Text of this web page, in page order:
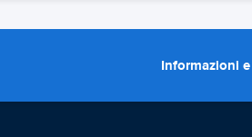
Informazioni